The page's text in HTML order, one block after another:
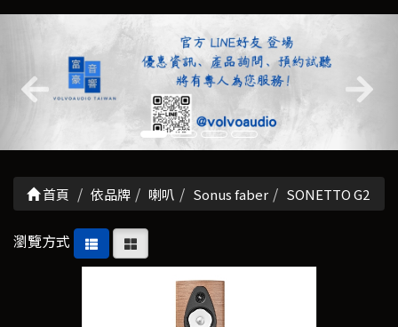
首頁 依品牌 喇叭 Sonus faber SONETTO G2
瀏覽方式